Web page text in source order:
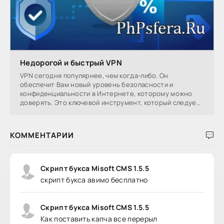
Недорогой и быстрый VPN
VPN сегодня популярнее, чем когда-либо. Он
обеспечит Вам новый уровень безопасности и
конфиденциальности в Интернете, которому можно
доверять. Это ключевой инструмент, который следует
КОММЕНТАРИИ
Скрипт букса Misoft CMS 1.5.5
скрипт букса авимо бесплатно
Скрипт букса Misoft CMS 1.5.5
Как поставить капча все перерыл